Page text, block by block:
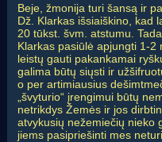
Beje, žmonija turi šansą ir
Dž. Klarkas išsiaiškino, kad
20 tūkst. švm. atstumu.
Klarkas pasiūlė apjungti 1-2
leistų gauti pakankamai
galima būtų siųsti ir
o per artimiausius
„švyturio“ įrengimui būtų
netrikdys Žemės ir jos
atvykusių nežemiečių nieko
jiems pasipriešinti mes